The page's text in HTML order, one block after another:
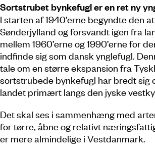
Sortstrubet bynkefugl er en ret ny
I starten af 1940’erne begyndte den
Sønderjylland og forsvandt igen fra
mellem 1960’erne og 1990’erne for
indfinde sig som dansk ynglefugl.
tale om en større ekspansion fra
sortstrubede bynkefugl har bredt sig
landet primært langs den jyske
Det skal ses i sammenhæng med
for tørre, åbne og relativt
er mere almindelige i Vestdanmark.